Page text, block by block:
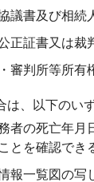
議書及び相続
正証書又は裁
審判所等所有
は、以下のい
者の死亡年
とを確認でき
報一覧図の写